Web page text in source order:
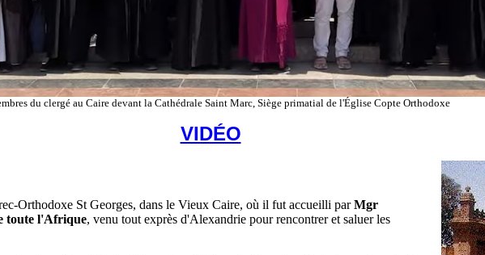
du clergé au Caire devant la Cathédrale Saint Marc, Siège primatial de l'Église Copte Orthodoxe
VIDÉO
Orthodoxe St Georges, dans le Vieux Caire, où il fut accueilli parMgr
toute l'Afrique, venu tout exprès d'Alexandrie pour rencontrer et saluer les